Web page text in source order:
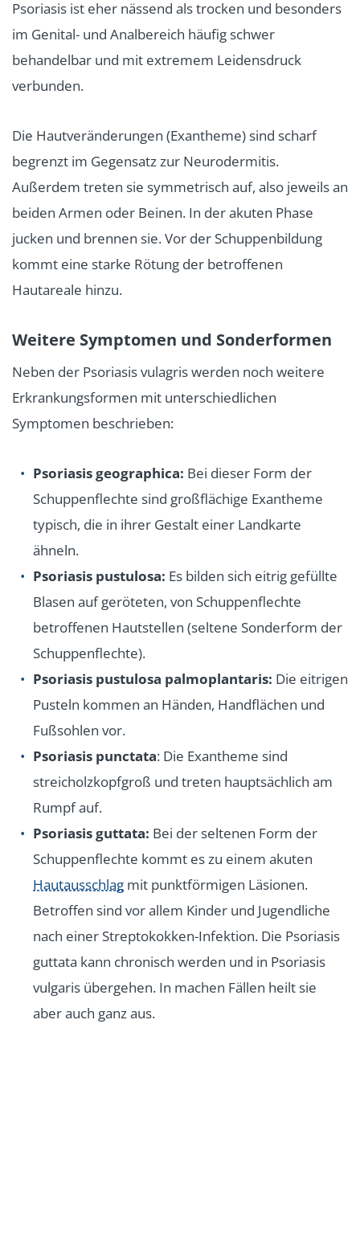
Psoriasis ist eher nässend als trocken und besonders
im Genital- und Analbereich häufig schwer
behandelbar und mit extremem Leidensdruck
verbunden.
Die Hautveränderungen (Exantheme) sind scharf
begrenzt im Gegensatz zur Neurodermitis.
Außerdem treten sie symmetrisch auf, also jeweils an
beiden Armen oder Beinen. In der akuten Phase
jucken und brennen sie. Vor der Schuppenbildung
kommt eine starke Rötung der betroffenen
Hautareale hinzu.
Weitere Symptomen und Sonderformen
Neben der Psoriasis vulagris werden noch weitere
Erkrankungsformen mit unterschiedlichen
Symptomen beschrieben:
Psoriasis geographica: Bei dieser Form der
Schuppenflechte sind großflächige Exantheme
typisch, die in ihrer Gestalt einer Landkarte
ähneln.
Psoriasis pustulosa: Es bilden sich eitrig gefüllte
Blasen auf geröteten, von Schuppenflechte
betroffenen Hautstellen (seltene Sonderform der
Schuppenflechte).
Psoriasis pustulosa palmoplantaris: Die eitrigen
Pusteln kommen an Händen, Handflächen und
Fußsohlen vor.
Psoriasis punctata: Die Exantheme sind
streicholzkopfgroß und treten hauptsächlich am
Rumpf auf.
Psoriasis guttata: Bei der seltenen Form der
Schuppenflechte kommt es zu einem akuten
Hautausschlag mit punktförmigen Läsionen.
Betroffen sind vor allem Kinder und Jugendliche
nach einer Streptokokken-Infektion. Die Psoriasis
guttata kann chronisch werden und in Psoriasis
vulgaris übergehen. In machen Fällen heilt sie
aber auch ganz aus.